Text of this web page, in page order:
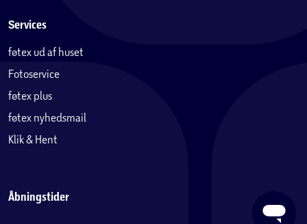
Services
føtex ud af huset
Fotoservice
føtex plus
føtex nyhedsmail
Klik & Hent
Åbningstider